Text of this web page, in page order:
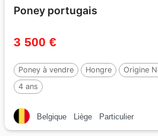
Poney portugais
3 500 €
Poney à vendre Hongre Origine
4 ans
Belgique Liège Particulier